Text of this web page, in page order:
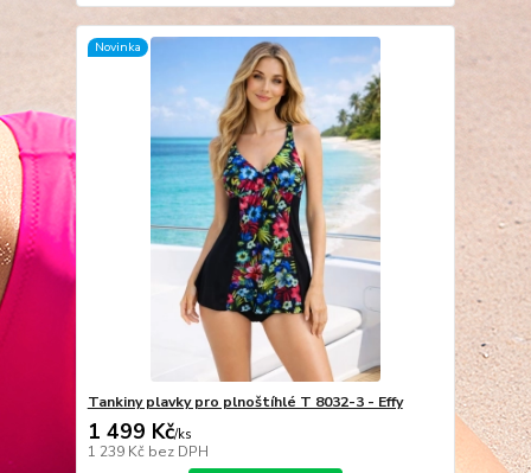
Novinka
Tankiny plavky pro plnoštíhlé T 8032-3 - Effy
1 499 Kč/ks
1 239 Kč bez DPH